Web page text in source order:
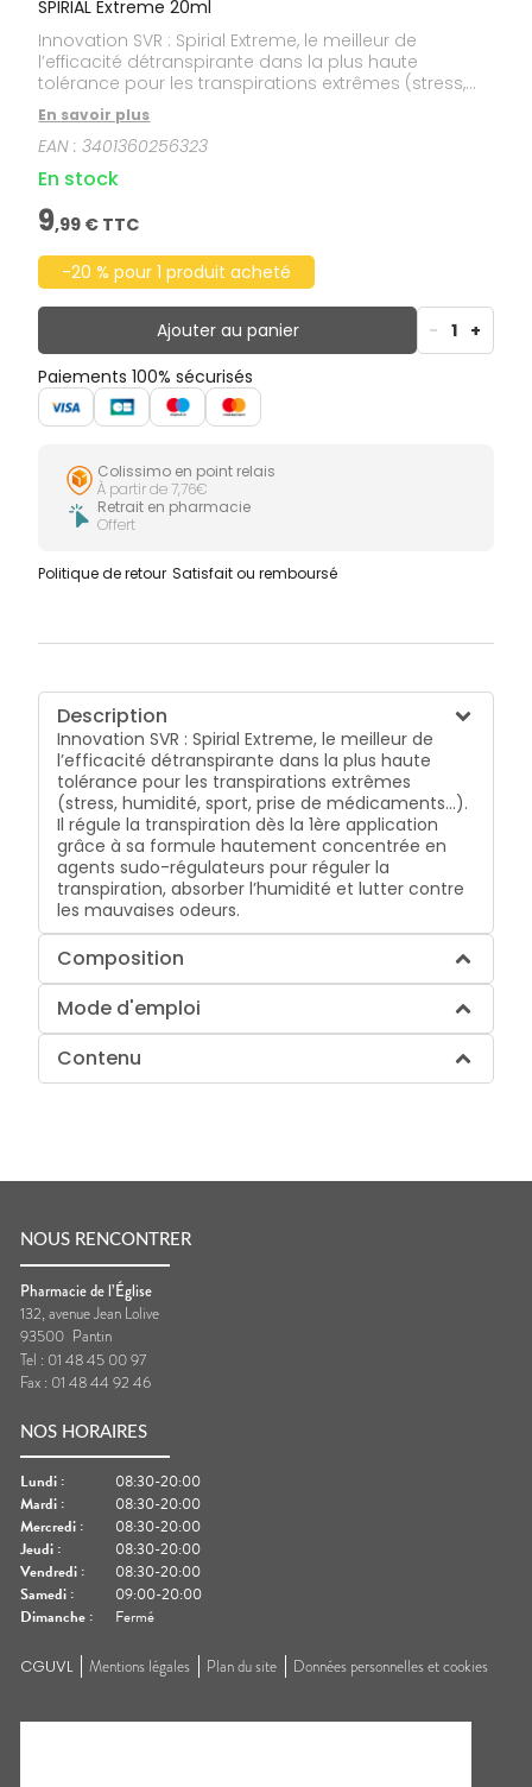
SPIRIAL Extreme 20ml
Innovation SVR : Spirial Extreme, le meilleur de
l’efficacité détranspirante dans la plus haute
tolérance pour les transpirations extrêmes (stress,
humidité, sport, prise de médicaments…). Il régule la
transpiration dès la 1ère application grâce à sa
formule hautement concentrée en agents sudo-
régulateurs pour réguler la transpiration, absorber
l’humidité et lutter contre les mauvaises odeurs.
En savoir plus
EAN :3401360256323
En stock
9,99 € TTC
-20 % pour 1 produit acheté
Ajouter au panier - 1 +
Paiements 100% sécurisés
Colissimo en point relais
À partir de 7,76€
Retrait en pharmacie
Offert
Politique de retour Satisfait ou remboursé
Description
Innovation SVR : Spirial Extreme, le meilleur de
l’efficacité détranspirante dans la plus haute
tolérance pour les transpirations extrêmes
(stress, humidité, sport, prise de médicaments…).
Il régule la transpiration dès la 1ère application
grâce à sa formule hautement concentrée en
agents sudo-régulateurs pour réguler la
transpiration, absorber l’humidité et lutter contre
les mauvaises odeurs.
Composition
Mode d'emploi
Contenu
NOUS RENCONTRER
Pharmacie de l’Église
132, avenue Jean Lolive
93500 Pantin
Tel : 01 48 45 00 97
Fax : 01 48 44 92 46
NOS HORAIRES
Lundi :
08:30-20:00
Mardi :
08:30-20:00
Mercredi :
08:30-20:00
Jeudi :
08:30-20:00
Vendredi :
08:30-20:00
Samedi :
09:00-20:00
Dimanche : Fermé
CGUVL Mentions légales Plan du site Données personnelles et cookies